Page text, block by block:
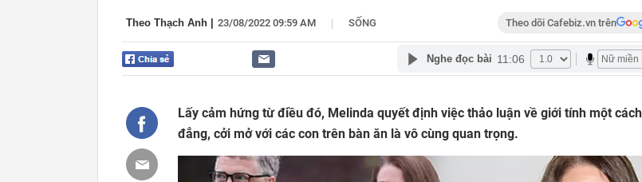
Theo Thạch Anh 23/08/2022 09:59 AM | SỐNG Theo dõi Cafebiz.vn trên
Nghe đọc bài 11:06
Lấy cảm hứng từ điều đó, Melinda quyết định việc thảo luận về giới tính một
đẳng, cởi mở với các con trên bàn ăn là vô cùng quan trọng.